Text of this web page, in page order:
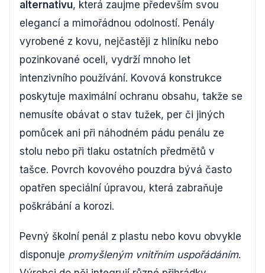
alternativu, která zaujme především svou
elegancí a mimořádnou odolností. Penály
vyrobené z kovu, nejčastěji z hliníku nebo
pozinkované oceli, vydrží mnoho let
intenzivního používání. Kovová konstrukce
poskytuje maximální ochranu obsahu, takže se
nemusíte obávat o stav tužek, per či jiných
pomůcek ani při náhodném pádu penálu ze
stolu nebo při tlaku ostatních předmětů v
tašce. Povrch kovového pouzdra bývá často
opatřen speciální úpravou, která zabraňuje
poškrábání a korozi.
Pevný školní penál z plastu nebo kovu obvykle
disponuje promyšleným vnitřním uspořádáním.